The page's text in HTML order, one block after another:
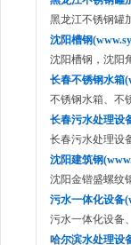
黑龙江不锈钢罐
沈阳槽钢
沈阳槽钢，沈阳
长春不锈钢水箱
不锈钢水箱、不
长春污水处理设
长春污水处理设
沈阳建筑钢
沈阳金锴盛螺纹
污水一体化设备
污水一体化设备
哈尔滨水处理设